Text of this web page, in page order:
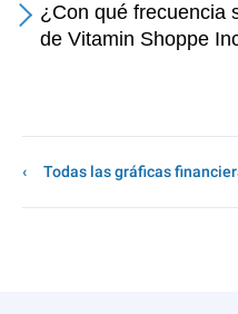
¿Con qué frecuencia
de Vitamin Shoppe
Todas las gráficas